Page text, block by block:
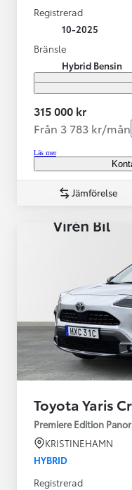
Registrerad
10-2025
Bränsle
Hybrid Bensin
315 000 kr
Från 3 783 kr/mån
Läs mer
Jämförelse
Toyota Yaris
Premiere Edition
KRISTINEHAMN
HYBRID
Registrerad